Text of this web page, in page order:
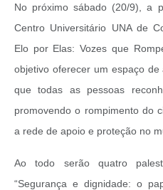
No próximo sábado (20/9), a
Centro Universitário UNA de
Elo por Elas: Vozes que
objetivo oferecer um espaço
que todas as pessoas
promovendo o rompimento do
a rede de apoio e proteção no
Ao todo serão quatro
“Segurança e dignidade: o